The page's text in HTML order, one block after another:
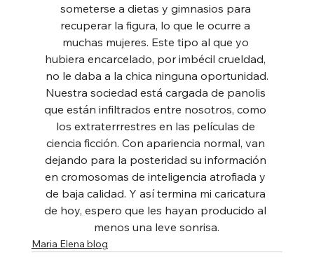
someterse a dietas y gimnasios para
recuperar la figura, lo que le ocurre a
muchas mujeres. Este tipo al que yo
hubiera encarcelado, por imbécil crueldad,
no le daba a la chica ninguna oportunidad.
Nuestra sociedad está cargada de panolis
que están infiltrados entre nosotros, como
los extraterrrestres en las películas de
ciencia ficción. Con apariencia normal, van
dejando para la posteridad su información
en cromosomas de inteligencia atrofiada y
de baja calidad. Y así termina mi caricatura
de hoy, espero que les hayan producido al
menos una leve sonrisa.
Maria Elena blog